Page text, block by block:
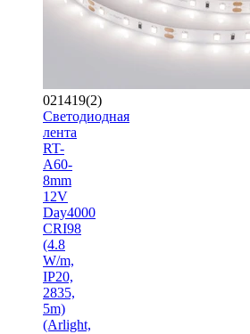
021419(2)
Светодиодная
лента
RT-
A60-
8mm
12V
Day4000
CRI98
(4.8
W/m,
IP20,
2835,
5m)
(Arlight,